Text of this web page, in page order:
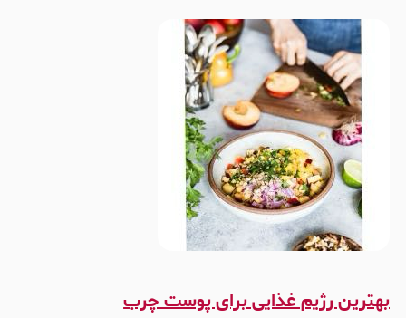
بهترین رژیم غذایی برای پوست چرب